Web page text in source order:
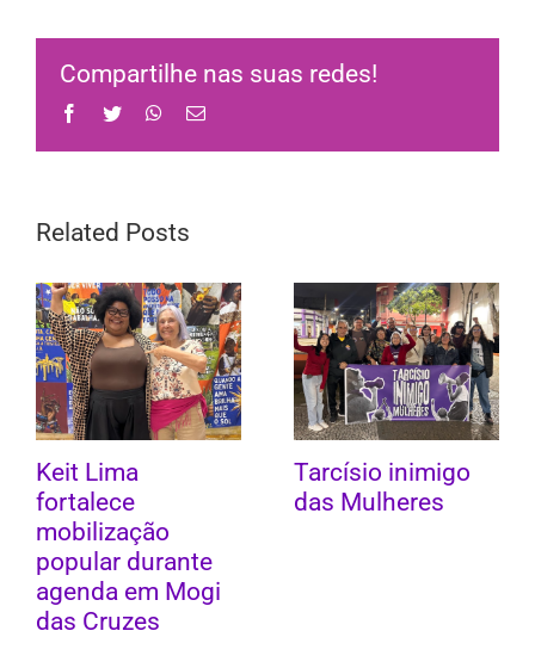
Compartilhe nas suas redes!
Facebook
Twitter WhatsApp
Email
Related Posts
Keit Lima
fortalece
mobilização
popular durante
agenda em Mogi
das Cruzes
Tarcísio inimigo
das Mulheres